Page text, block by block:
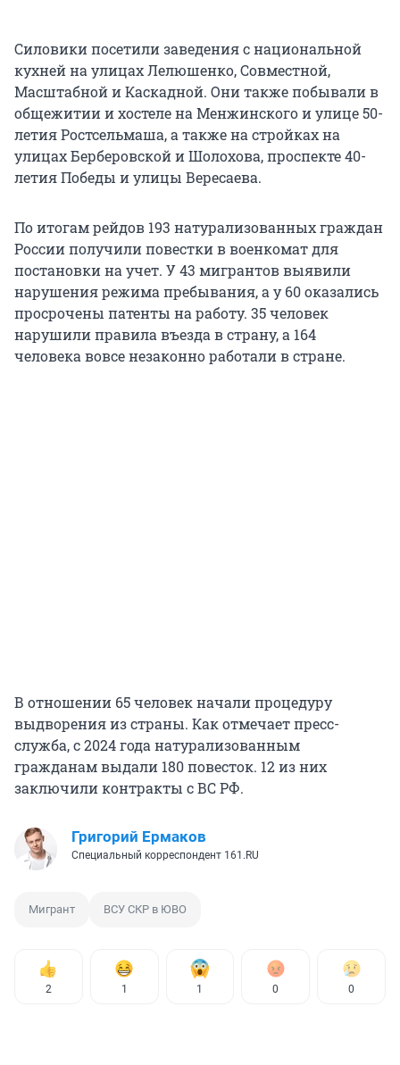
Силовики посетили заведения с национальной
кухней на улицах Лелюшенко, Совместной,
Масштабной и Каскадной. Они также побывали в
общежитии и хостеле на Менжинского и улице 50-
летия Ростсельмаша, а также на стройках на
улицах Берберовской и Шолохова, проспекте 40-
летия Победы и улицы Вересаева.
По итогам рейдов 193 натурализованных граждан
России получили повестки в военкомат для
постановки на учет. У 43 мигрантов выявили
нарушения режима пребывания, а у 60 оказались
просрочены патенты на работу. 35 человек
нарушили правила въезда в страну, а 164
человека вовсе незаконно работали в стране.
В отношении 65 человек начали процедуру
выдворения из страны. Как отмечает пресс-
служба, с 2024 года натурализованным
гражданам выдали 180 повесток. 12 из них
заключили контракты с ВС РФ.
Григорий Ермаков
Специальный корреспондент 161.RU
Мигрант ВСУ СКР в ЮВО
2 1 1 0 0